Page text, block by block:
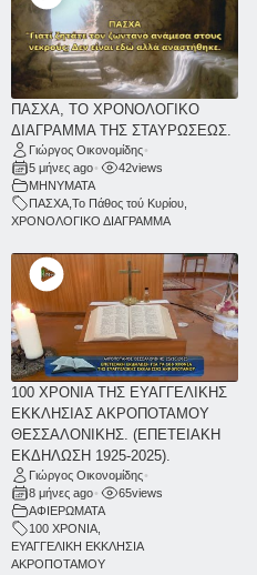
ΠΑΣΧΑ, ΤΟ ΧΡΟΝΟΛΟΓΙΚΟ
ΔΙΑΓΡΑΜΜΑ ΤΗΣ ΣΤΑΥΡΩΣΕΩΣ.
Γιώργος Οικονομίδης•
5 μήνες ago• 42views
ΜΗΝΥΜΑΤΑ
ΠΑΣΧΑ Το Πάθος τού Κυρίου
ΧΡΟΝΟΛΟΓΙΚΟ ΔΙΑΓΡΑΜΜΑ
100 ΧΡΟΝΙΑ ΤΗΣ ΕΥΑΓΓΕΛΙΚΗΣ
ΕΚΚΛΗΣΙΑΣ ΑΚΡΟΠΟΤΑΜΟΥ
ΘΕΣΣΑΛΟΝΙΚΗΣ. (ΕΠΕΤΕΙΑΚΗ
ΕΚΔΗΛΩΣΗ 1925-2025).
Γιώργος Οικονομίδης•
8 μήνες ago• 65views
ΑΦΙΕΡΩΜΑΤΑ
100 ΧΡΟΝΙΑ
ΕΥΑΓΓΕΛΙΚΗ ΕΚΚΛΗΣΙΑ
ΑΚΡΟΠΟΤΑΜΟΥ